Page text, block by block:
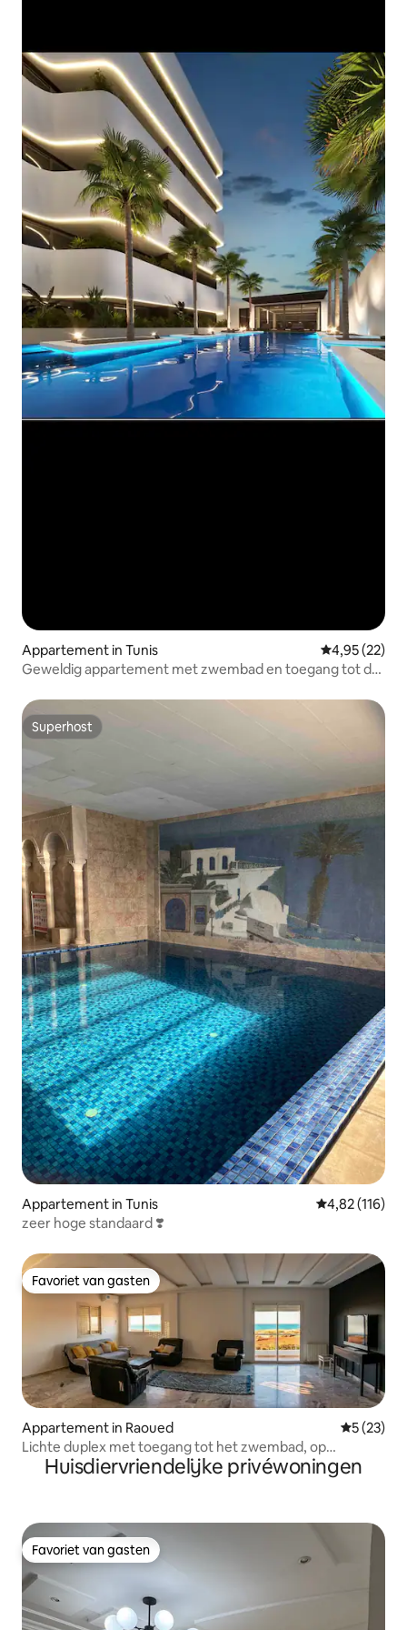
Appartement in Tunis Gemiddelde
4,95 (22)
Geweldig appartement met zwembad en toegang tot de
Superhost
Superhost
Appartement in Tunis Gemiddelde
4,82 (116)
zeer hoge standaard ❣️
Favoriet van gasten
Favoriet van gasten
Appartement in Raoued
5 (23)
Lichte duplex met toegang tot het zwembad, op
loopafstand van het strand
Huisdiervriendelijke privéwoningen
Favoriet van gasten
Favoriet van gasten